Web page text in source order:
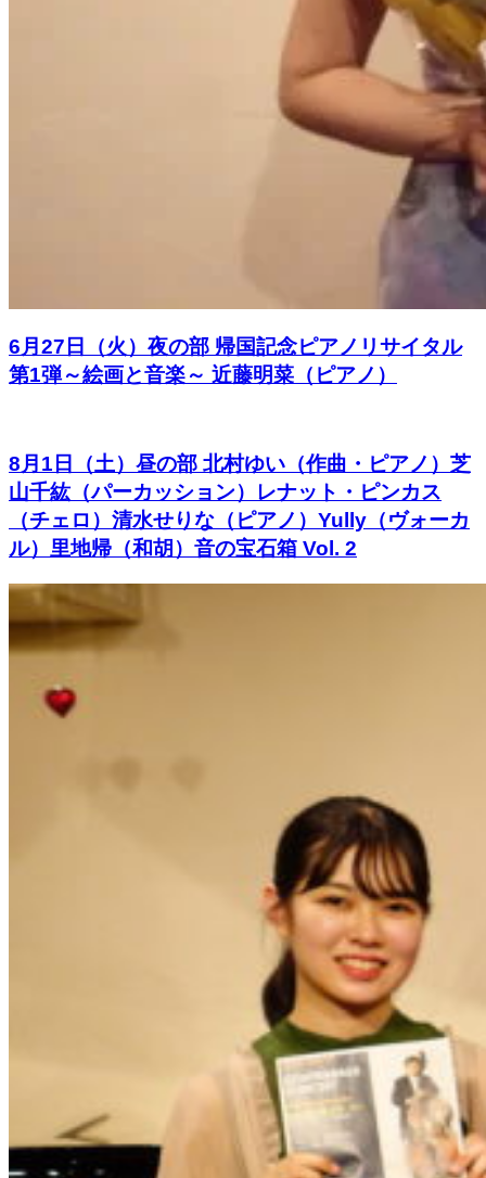
6月27日（火）夜の部 帰国記念ピアノリサイタル
第1弾～絵画と音楽～ 近藤明菜（ピアノ）
8月1日（土）昼の部 北村ゆい（作曲・ピアノ）芝
山千紘（パーカッション）レナット・ピンカス
（チェロ）清水せりな（ピアノ）Yully（ヴォーカ
ル）里地帰（和胡）音の宝石箱 Vol. 2